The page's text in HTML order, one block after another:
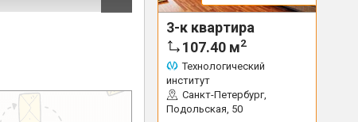
3-к квартира
107.40 м2
Технологический
институт
Санкт-Петербург,
Подольская, 50